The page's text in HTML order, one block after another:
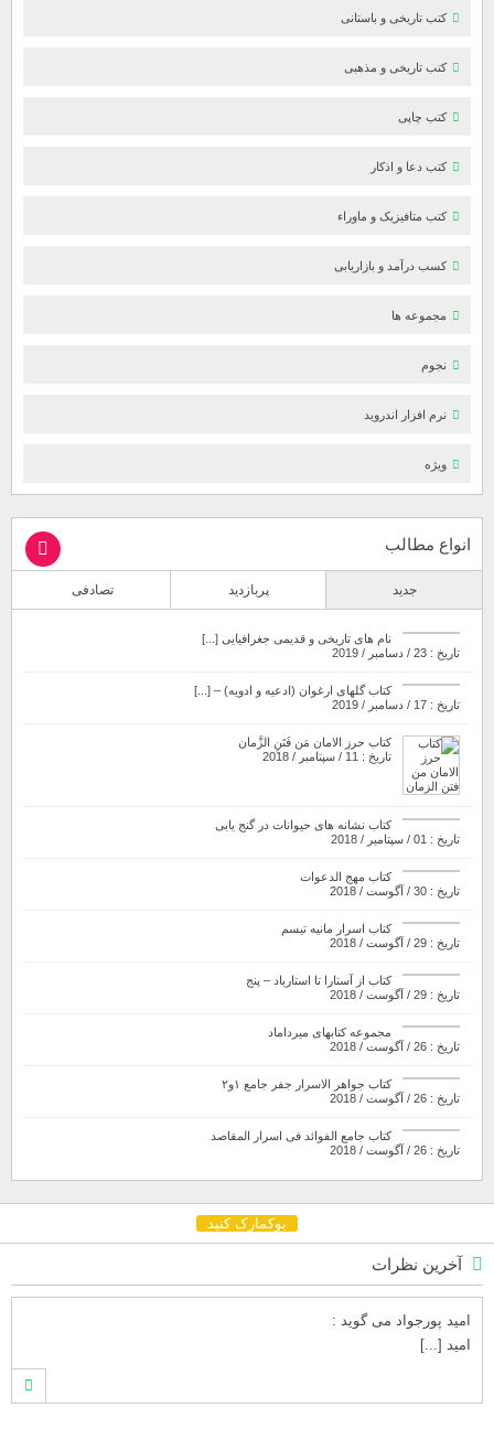
کتب تاریخی و باستانی
کتب تاریخی و مذهبی
کتب چاپی
کتب دعا و اذکار
کتب متافیزیک و ماوراء
کسب درآمد و بازاریابی
مجموعه ها
نجوم
نرم افزار اندروید
ویژه
انواع مطالب
جدید پربازدید تصادفی
نام های تاریخی و قدیمی جغرافیایی [...]
تاریخ : 23 / دسامبر / 2019
کتاب گلهای ارغوان (ادعیه و ادویه) – [...]
تاریخ : 17 / دسامبر / 2019
کتاب حرز الامان مَن فَتَنِ الزَّمان
تاریخ : 11 / سپتامبر / 2018
کتاب نشانه های حیوانات در گنج یابی
تاریخ : 01 / سپتامبر / 2018
کتاب مهج الدعوات
تاریخ : 30 / آگوست / 2018
کتاب اسرار مانیه تیسم
تاریخ : 29 / آگوست / 2018
کتاب از آستارا تا استارباد – پنج
تاریخ : 29 / آگوست / 2018
مجموعه کتابهای میرداماد
تاریخ : 26 / آگوست / 2018
کتاب جواهر الاسرار جفر جامع ۱و۲
تاریخ : 26 / آگوست / 2018
کتاب جامع الفوائد فی اسرار المقاصد
تاریخ : 26 / آگوست / 2018
بوکمارک کنید
آخرین نظرات
امید پورجواد می گوید :
امید [...]